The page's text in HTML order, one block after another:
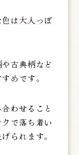
は大人っぽ
古典柄など
めです。
わせること
で落ち着い
られます。